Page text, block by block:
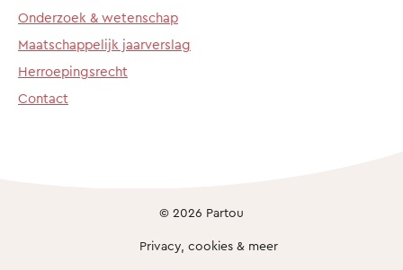
Onderzoek & wetenschap
Maatschappelijk jaarverslag
Herroepingsrecht
Contact
© 2026 Partou
Privacy, cookies & meer